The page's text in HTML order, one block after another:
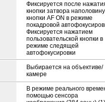
Фиксируется после
кнопки затвора
кнопки AF ON в режиме
покадровой
Фиксируется нажатием
пользовательской кнопки в
режиме следящей
автофокусировки
Выбирается на объективе/
камере
В режиме реального
помощью сенсора